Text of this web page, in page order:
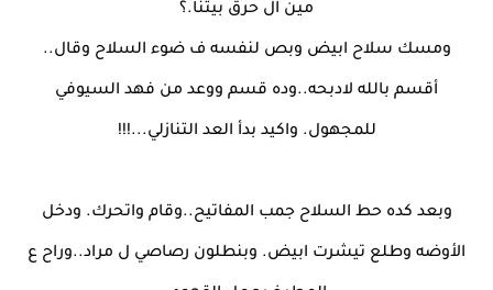
مين ال حرق بيتنا.؟
ومسك سلاح ابيض وبص لنفسه ف ضوء السلاح وقال..
أقسم بالله لادبحه..وده قسم ووعد من فهد السيوفي
للمجهول. واكيد بدأ العد التنازلي...!!!
وبعد كده حط السلاح جمب المفاتيح..وقام واتحرك. ودخل
الأوضه وطلع تيشرت ابيض. وبنطلون رصاصي ل مراد..وراح ع